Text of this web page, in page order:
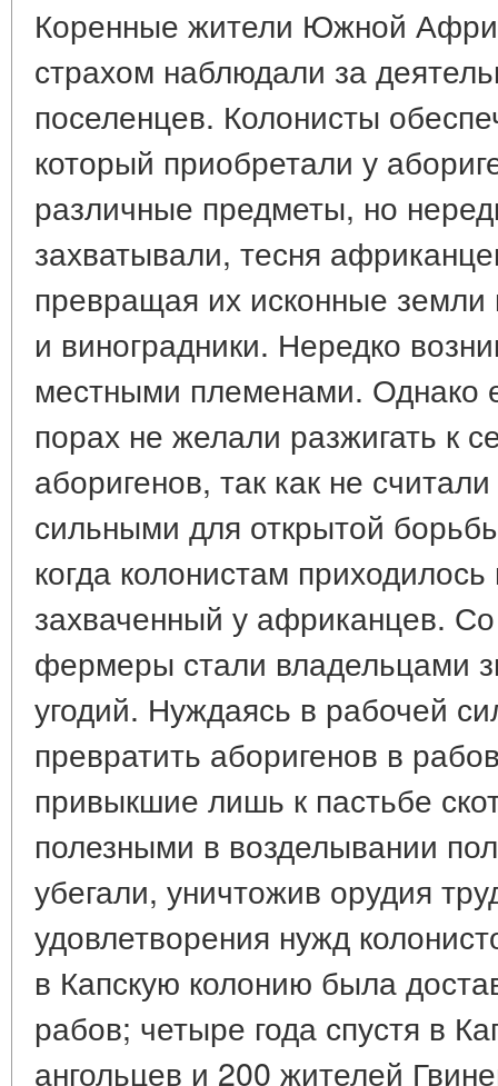
Коренные жители Южной
страхом наблюдали за
поселенцев. Колонисты
который приобретали у
различные предметы, но
захватывали, тесня
превращая их исконные
и виноградники. Нередко
местными племенами. Однако
порах не желали разжигать к
аборигенов, так как не
сильными для открытой
когда колонистам
захваченный у африканцев.
фермеры стали владельцами
угодий. Нуждаясь в рабочей
превратить аборигенов в
привыкшие лишь к пастьбе
полезными в возделывании
убегали, уничтожив орудия
удовлетворения нужд
в Капскую колонию была
рабов; четыре года спустя в
ангольцев и 200 жителей